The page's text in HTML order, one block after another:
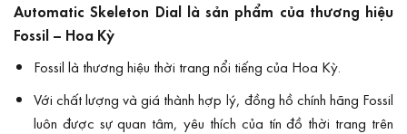
Automatic Skeleton Dial là sản phẩm của thương hiệu
Fossil – Hoa Kỳ
Fossil là thương hiệu thời trang nổi tiếng của Hoa Kỳ.
Với chất lượng và giá thành hợp lý, đồng hồ chính hãng Fossil
luôn được sự quan tâm, yêu thích của tín đồ thời trang trên